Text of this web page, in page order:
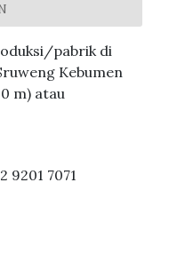
pabrik di
Kebumen
m) atau
9201 7071